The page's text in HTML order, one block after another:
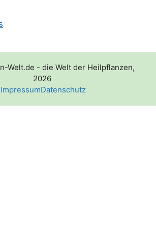
Welt.de - die Welt der Heilpflanzen,
2026
ImpressumDatenschutz